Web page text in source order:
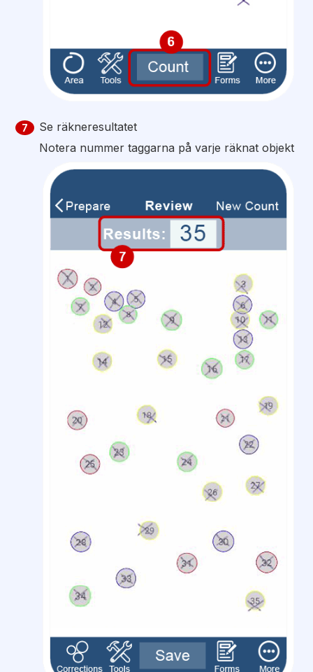
7
Se räkneresultatet
Notera nummer taggarna på varje räknat objekt